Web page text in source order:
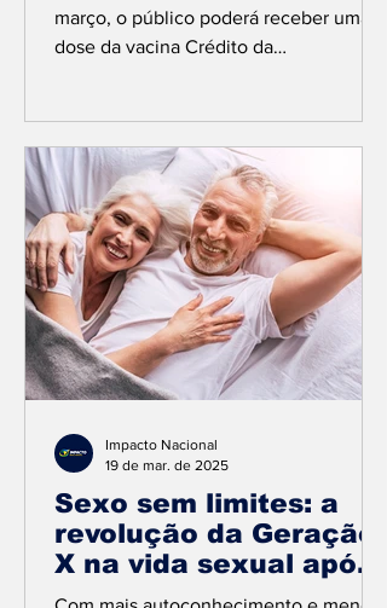
março, o público poderá receber uma
dose da vacina Crédito da
Sexo sem limites: a
revolução da Geração
X na vida sexual após
os 40
Impacto Nacional
19 de mar. de 2025